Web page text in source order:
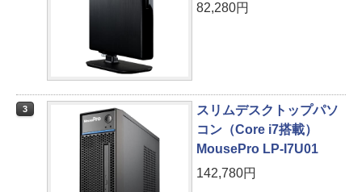
82,280円
3
スリムデスクトップパソ
コン（Core i7搭載）
MousePro LP-I7U01
142,780円